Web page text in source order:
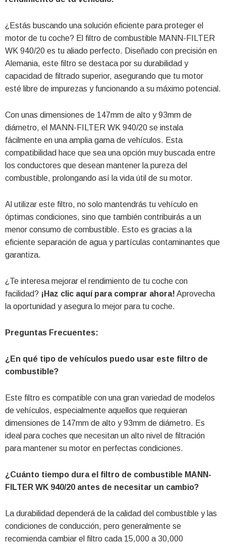
¿Estás buscando una solución eficiente para proteger el
motor de tu coche? El filtro de combustible MANN-FILTER
WK 940/20 es tu aliado perfecto. Diseñado con precisión en
Alemania, este filtro se destaca por su durabilidad y
capacidad de filtrado superior, asegurando que tu motor
esté libre de impurezas y funcionando a su máximo potencial.
Con unas dimensiones de 147mm de alto y 93mm de
diámetro, el MANN-FILTER WK 940/20 se instala
fácilmente en una amplia gama de vehículos. Esta
compatibilidad hace que sea una opción muy buscada entre
los conductores que desean mantener la pureza del
combustible, prolongando así la vida útil de su motor.
Al utilizar este filtro, no solo mantendrás tu vehículo en
óptimas condiciones, sino que también contribuirás a un
menor consumo de combustible. Esto es gracias a la
eficiente separación de agua y partículas contaminantes que
garantiza.
¿Te interesa mejorar el rendimiento de tu coche con
facilidad? ¡Haz clic aquí para comprar ahora! Aprovecha
la oportunidad y asegura lo mejor para tu coche.
Preguntas Frecuentes:
¿En qué tipo de vehículos puedo usar este filtro de
combustible?
Este filtro es compatible con una gran variedad de modelos
de vehículos, especialmente aquellos que requieran
dimensiones de 147mm de alto y 93mm de diámetro. Es
ideal para coches que necesitan un alto nivel de filtración
para mantener su motor en perfectas condiciones.
¿Cuánto tiempo dura el filtro de combustible MANN-
FILTER WK 940/20 antes de necesitar un cambio?
La durabilidad dependerá de la calidad del combustible y las
condiciones de conducción, pero generalmente se
recomienda cambiar el filtro cada 15,000 a 30,000